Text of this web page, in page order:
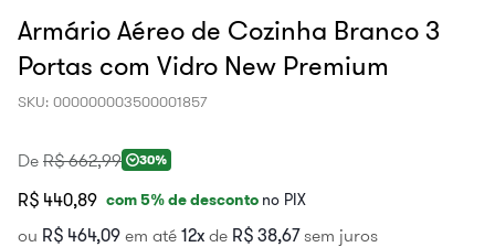
Armário Aéreo de Cozinha Branco 3
Portas com Vidro New Premium
SKU: 000000003500001857
De R$ 662,99 30%
R$ 440,89 com5% de desconto no PIX
ou R$ 464,09 em até 12 de R$ 38,67sem juros